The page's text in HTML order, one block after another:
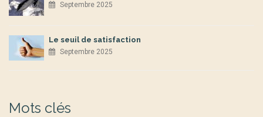
Septembre 2025
Le seuil de satisfaction
Septembre 2025
Mots clés